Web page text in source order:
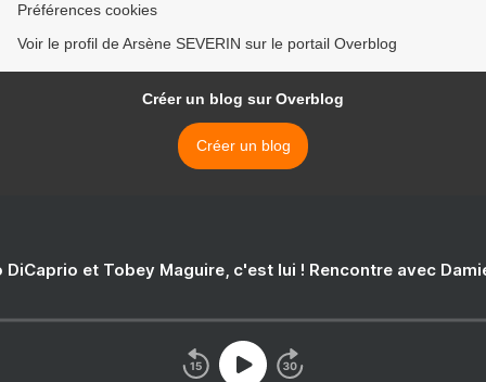
Préférences cookies
Voir le profil de Arsène SEVERIN sur le portail Overblog
Créer un blog sur Overblog
Créer un blog
DiCaprio et Tobey Maguire, c'est lui ! Rencontre avec